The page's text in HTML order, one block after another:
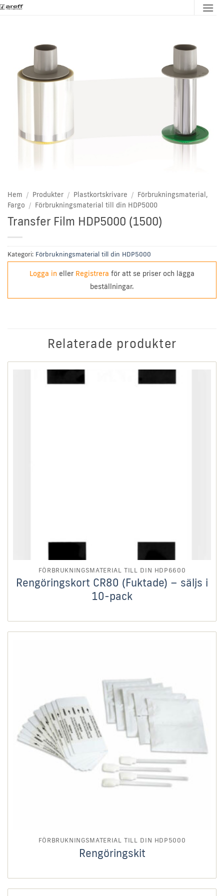
Skip
Hem / Produkter / Plastkortskrivare / Förbrukningsmaterial,
Fargo / Förbrukningsmaterial till din HDP5000
Transfer Film HDP5000 (1500)
Kategori: Förbrukningsmaterial till din HDP5000
Logga in eller Registrera för att se priser och lägga
beställningar.
Relaterade produkter
FÖRBRUKNINGSMATERIAL TILL DIN HDP6600
Rengöringskort CR80 (Fuktade) – säljs i
10-pack
FÖRBRUKNINGSMATERIAL TILL DIN HDP5000
Rengöringskit